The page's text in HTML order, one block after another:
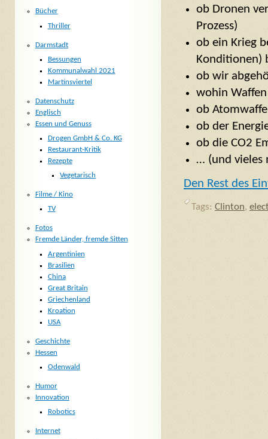
ob Dronen
Prozess)
ob ein Krieg
Konditionen)
ob wir
wohin
ob
ob der
ob die CO2
… (und vieles
Den Rest des
Tags: Clinton,
Bücher
Thriller
Darmstadt
Bessungen
Kommunalwahl 2021
Martinsviertel
Datenschutz
Englisch
Essen und Genuss
Drogen GmbH & Co. KG
Restaurant-Kritik
Rezepte
Vegetarisch
Filme / Kino
TV
Fotos
Fremde Länder, fremde Sitten
Argentinien
Brasilien
China
Great Britain
Griechenland
Kroation
USA
Geschichte
Hessen
Odenwald
Humor
Innovation
Robotics
Internet